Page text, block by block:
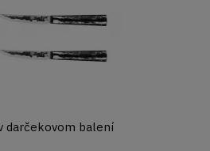
darčekovom balení